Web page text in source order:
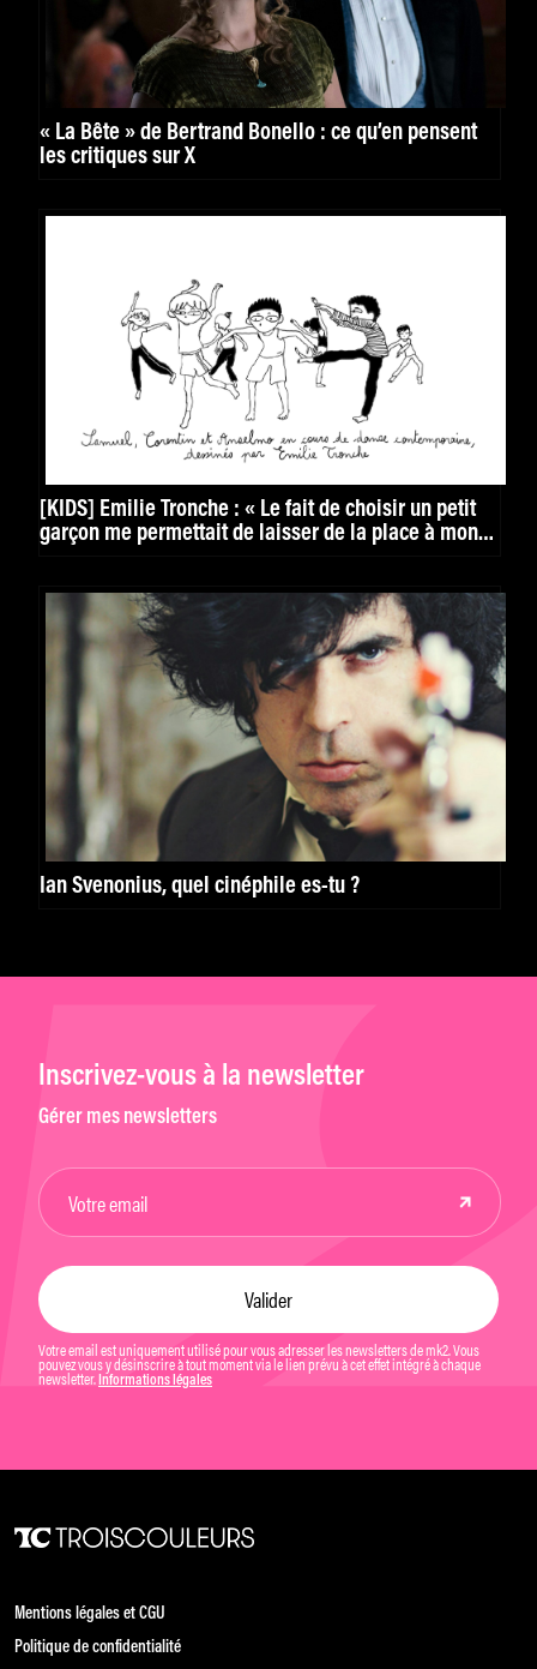
« La Bête » de Bertrand Bonello : ce qu’en pensent
les critiques sur X
[KIDS] Émilie Tronche : « Le fait de choisir un petit
garçon me permettait de laisser de la place à mon
Ian Svenonius, quel cinéphile es-tu ?
Inscrivez-vous à la newsletter
Gérer mes newsletters
Votre email est uniquement utilisé pour vous adresser les newsletters de mk2. Vous
pouvez vous y désinscrire à tout moment via le lien prévu à cet effet intégré à chaque
newsletter. Informations légales
Mentions légales et CGU
Politique de confidentialité